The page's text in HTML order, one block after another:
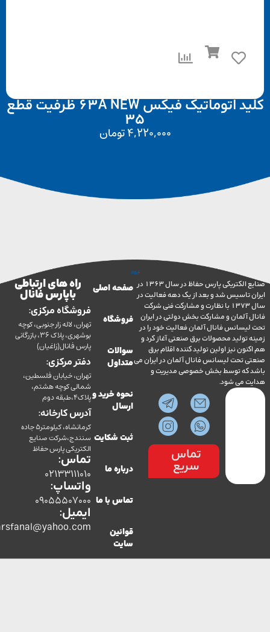
کلید اتوماتیک فیکس 63A NEW ظرفیت قطع
4,220,000تومان
صنایع الکتریکی پارس حفاظ در سال 1363 در
شد و بعد از یک دهه فعالیت در
سال 1373 با نظارت و مشارکت فنی شرکت
و مشارکت بخش دولتی در ایران
فانال آلمان فعالیت خود را در
محصولات برق صنعتی آغاز کرد و
نیز اولین تولید کننده اقلام برق
لیسانس فانال آلمان در ایران می
توسط بخش خصوصی مدیریت و
می شود.
تماس
سریع
صفحه اصلی
فروشگاه
سوالات
متداول
نحوه خرید و
ثبت شکایت
درباره ما
تماس با ما
قوانین
راه های ارتباطی
با پارس فانال
فروشگاه مرکزی:
تهران، لاله زار جنوبی، کوچه
بوشهری، پلاک 36، بازرگانی
پارس فانال(زاغیان)
دفتر مرکزی:
تهران، خیابان فلسطین،
شمالی کوچه هشتم،
پلاک4،طبقه دوم
آدرس کارخانه:
کرمانشاه، کیلومتر5 جاده
سنندج،شرکت صنایع
الکتریکی پارس حفاظ
تماس:
02133111010
واتساپ:
09055507000
ایمیل:
co.parsfanal@yahoo.com